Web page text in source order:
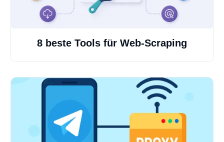
8 beste Tools für Web-Scraping